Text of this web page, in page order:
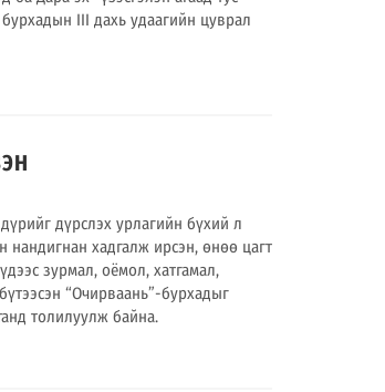
III дахь удаагийн цуврал
дүрслэх урлагийн бүхий л
хадгалж ирсэн, өнөө цагт
зурмал, оёмол, хатгамал,
“Очирваань”-бурхадыг
толилуулж байна.